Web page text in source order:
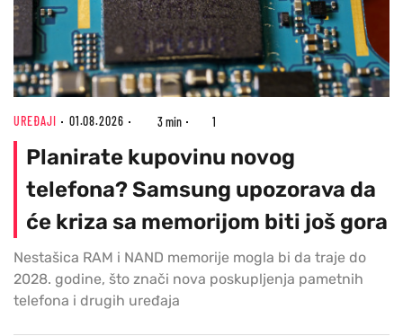
UREĐAJI 01.08.2026 3 min 1
Planirate kupovinu novog
telefona? Samsung upozorava da
će kriza sa memorijom biti još gora
Nestašica RAM i NAND memorije mogla bi da traje do
2028. godine, što znači nova poskupljenja pametnih
telefona i drugih uređaja